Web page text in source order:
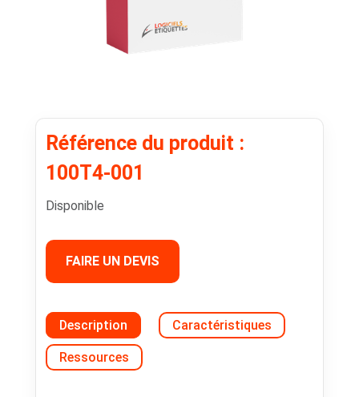
Référence du produit :
100T4-001
Disponible
FAIRE UN DEVIS
Description Caractéristiques
Ressources